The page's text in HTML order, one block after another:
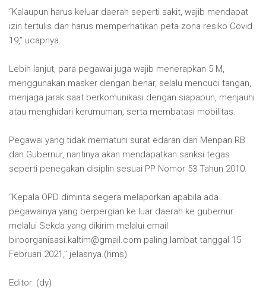
“Kalaupun harus keluar daerah seperti sakit, wajib mendapat
izin tertulis dan harus memperhatikan peta zona resiko Covid
19,” ucapnya.
Lebih lanjut, para pegawai juga wajib menerapkan 5 M,
menggunakan masker dengan benar, selalu mencuci tangan,
menjaga jarak saat berkomunikasi dengan siapapun, menjauhi
atau menghidari kerumuman, serta membatasi mobilitas.
Pegawai yang tidak mematuhi surat edaran dari Menpan RB
dan Gubernur, nantinya akan mendapatkan sanksi tegas
seperti penegakan disiplin sesuai PP Nomor 53 Tahun 2010.
“Kepala OPD diminta segera melaporkan apabila ada
pegawainya yang berpergian ke luar daerah ke gubernur
melalui Sekda yang dikirim melalui email
biroorganisasi.kaltim@gmail.com paling lambat tanggal 15
Februari 2021,” jelasnya.(hms)
Editor: (dy)